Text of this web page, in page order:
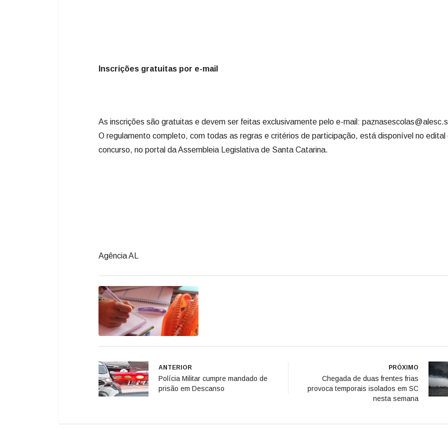
Inscrições gratuitas por e-mail
As inscrições são gratuitas e devem ser feitas exclusivamente pelo e-mail:
O regulamento completo, com todas as regras e critérios de participação, está disponível no edital
concurso, no portal da Assembleia Legislativa de Santa Catarina.
Agência AL
ANTERIOR
Polícia Militar cumpre mandado de
prisão em Descanso
PRÓXIMO
Chegada de duas frentes frias
provoca temporais isolados em SC
nesta semana